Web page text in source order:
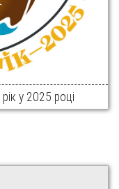
у 2025 році